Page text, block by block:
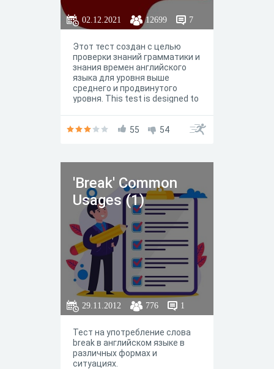
02.12.2021 12699 7
Этот тест создан с целью
проверки знаний грамматики и
знания времен английского
языка для уровня выше
среднего и продвинутого
уровня. This test is designed to
the English language for the
test is based on different types
tenses, continuous and perfect
aspects, future in the past.
55 54
'Break' Common
Usages (1)
29.11.2012 776 1
Тест на употребление слова
break в английском языке в
различных формах и
ситуациях.